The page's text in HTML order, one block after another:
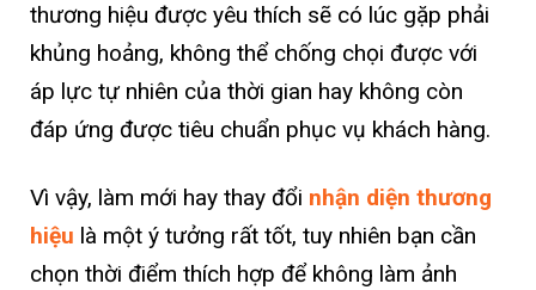
thương hiệu được yêu thích sẽ có lúc gặp phải
khủng hoảng, không thể chống chọi được với
áp lực tự nhiên của thời gian hay không còn
đáp ứng được tiêu chuẩn phục vụ khách hàng.
Vì vậy, làm mới hay thay đổi nhận diện thương
hiệu là một ý tưởng rất tốt, tuy nhiên bạn cần
chọn thời điểm thích hợp để không làm ảnh